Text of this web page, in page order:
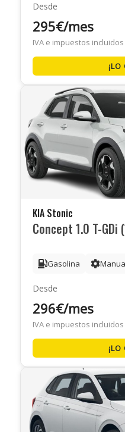
Desde
295€/mes
IVA e impuestos incluidos
¡LO
KIA Stonic
Concept 1.0 T-GDi
Gasolina
Desde
296€/mes
IVA e impuestos incluidos
¡LO